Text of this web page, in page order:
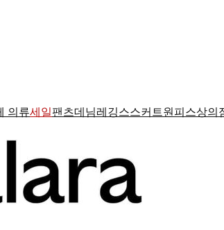
의류세일팬츠데님레깅스스커트원피스상의